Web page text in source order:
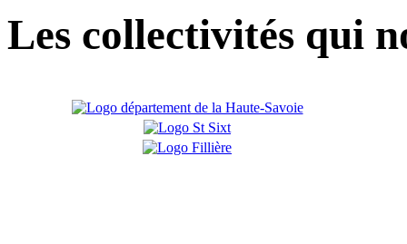
Les collectivités qui